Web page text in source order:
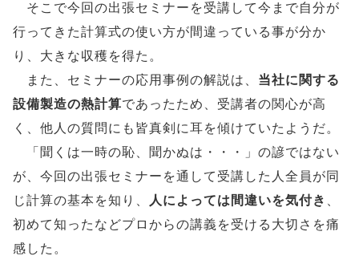
そこで今回の出張セミナーを受講して今まで自分が
行ってきた計算式の使い方が間違っている事が分か
り、大きな収穫を得た。
また、セミナーの応用事例の解説は、 当社に関する
設備製造の熱計算であったため、受講者の関心が高
く、他人の質問にも皆真剣に耳を傾けていたようだ。
「聞くは一時の恥、聞かぬは・・・」の諺ではない
が、今回の出張セミナーを通して受講した人全員が同
じ計算の基本を知り、
人によっては間違いを気付き
初めて知ったなどプロからの講義を受ける大切さを痛
感した。